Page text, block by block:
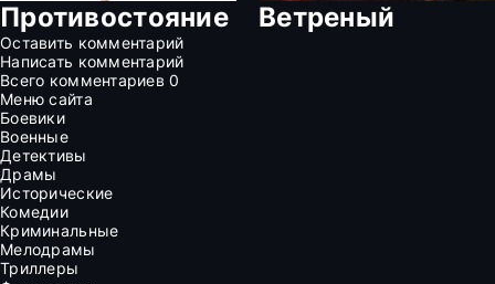
Противостояние Ветреный
Оставить комментарий
Написать комментарий
Всего комментариев0
Меню сайта
Боевики
Военные
Детективы
Драмы
Исторические
Комедии
Криминальные
Мелодрамы
Триллеры